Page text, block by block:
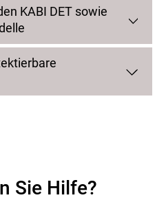
KABI DET sowie
Sie Hilfe?